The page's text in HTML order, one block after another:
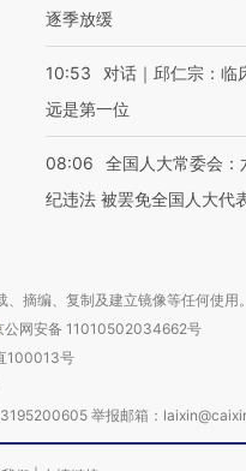
逐季放缓
10:53
对话｜邱仁宗：临
远是第一位
08:06
全国人大常委会：
纪违法 被罢免全国人大代
摘编、复制及建立镜像等任何使用。
公网安备 11010502034662号
100013号
举报邮箱：